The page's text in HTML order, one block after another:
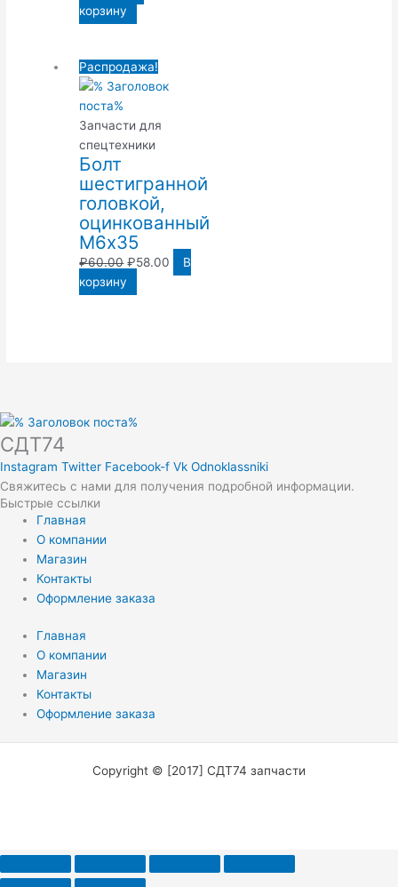
корзину
Распродажа!
Запчасти для
спецтехники
Болт
шестигранной
головкой,
оцинкованный
М6х35
₽60.00 ₽58.00
В
корзину
СДТ74
Instagram Twitter Facebook-f Vk Odnoklassniki
Свяжитесь с нами для получения подробной информации.
Быстрые ссылки
Главная
О компании
Магазин
Контакты
Оформление заказа
Главная
О компании
Магазин
Контакты
Оформление заказа
Copyright © [2017] СДТ74 запчасти